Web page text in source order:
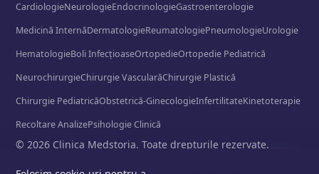
CardiologieNeurologieEndocrinologieGastroenterologie
Medicină InternăDermatologieReumatologiePneumologieUrologie
HematologieBoli InfecțioaseOrtopedieOrtopedie Pediatrică
NeurochirurgieChirurgie VascularăChirurgie Plastică
Chirurgie PediatricăObstetrică-GinecologieInfertilitateKinetoterapie
Recoltare AnalizePsihologie Clinică
© 2026 Clinica Medstoria. Toate drepturile rezervate.